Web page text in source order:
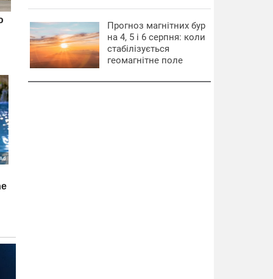
Прогноз магнітних бур
на 4, 5 і 6 серпня: коли
стабілізується
геомагнітне поле